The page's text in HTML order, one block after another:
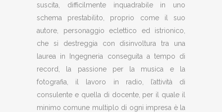
suscita, difficilmente inquadrabile in uno
schema prestabilito, proprio come il suo
autore, personaggio eclettico ed istrionico,
che si destreggia con disinvoltura tra una
laurea in Ingegneria conseguita a tempo di
record, la passione per la musica e la
fotografia, il lavoro in radio, l’attività di
consulente e quella di docente, per il quale il
minimo comune multiplo di ogni impresa è la